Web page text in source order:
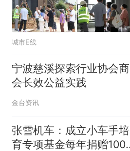
城市E线
宁波慈溪探索行业协会商
会长效公益实践
金台资讯
张雪机车：成立小车手培
育专项基金每年捐赠100